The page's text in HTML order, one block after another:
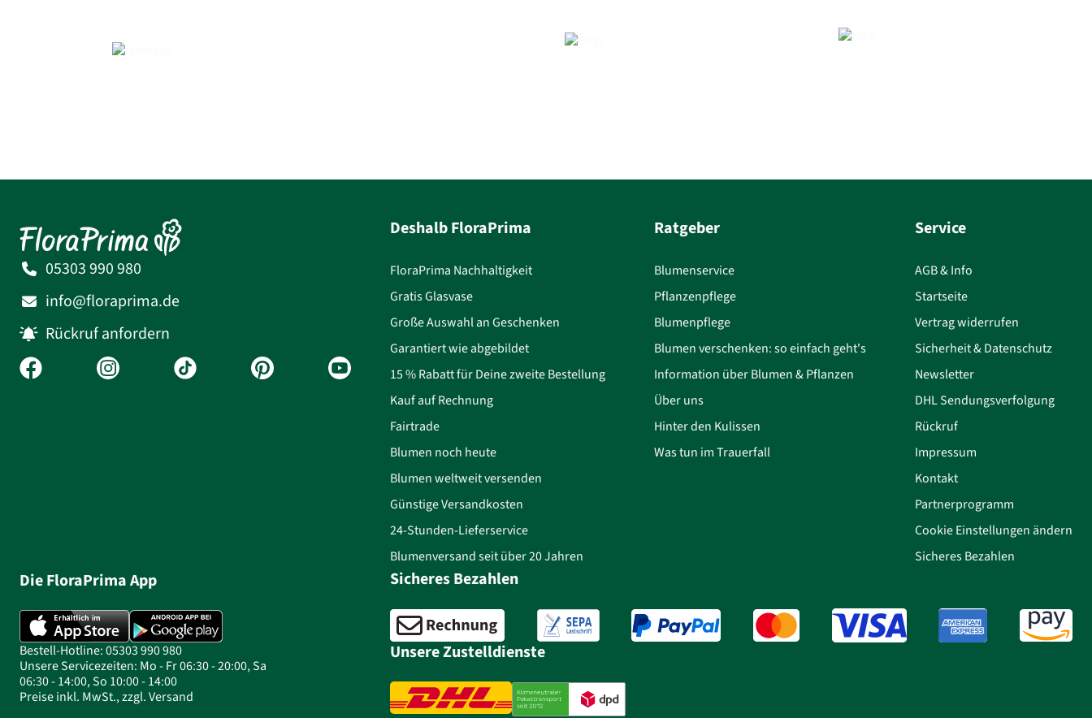
05303 990 980
info@floraprima.de
Rückruf anfordern
Die FloraPrima App
Bestell-Hotline: 05303 990 980
Unsere Servicezeiten: Mo - Fr 06:30 - 20:00, Sa
06:30 - 14:00, So 10:00 - 14:00
Preise inkl. MwSt., zzgl. Versand
Deshalb FloraPrima
FloraPrima Nachhaltigkeit
Gratis Glasvase
Große Auswahl an Geschenken
Garantiert wie abgebildet
15 % Rabatt für Deine zweite Bestellung
Kauf auf Rechnung
Fairtrade
Blumen noch heute
Blumen weltweit versenden
Günstige Versandkosten
24-Stunden-Lieferservice
Blumenversand seit über 20 Jahren
Ratgeber
Blumenservice
Pflanzenpflege
Blumenpflege
Blumen verschenken: so einfach geht's
Information über Blumen & Pflanzen
Über uns
Hinter den Kulissen
Was tun im Trauerfall
Service
AGB & Info
Startseite
Vertrag widerrufen
Sicherheit & Datenschutz
Newsletter
DHL Sendungsverfolgung
Rückruf
Impressum
Kontakt
Partnerprogramm
Cookie Einstellungen ändern
Sicheres Bezahlen
Sicheres Bezahlen
Unsere Zustelldienste